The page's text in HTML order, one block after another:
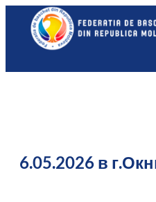
Перейти
содержимому
6.05.2026 в